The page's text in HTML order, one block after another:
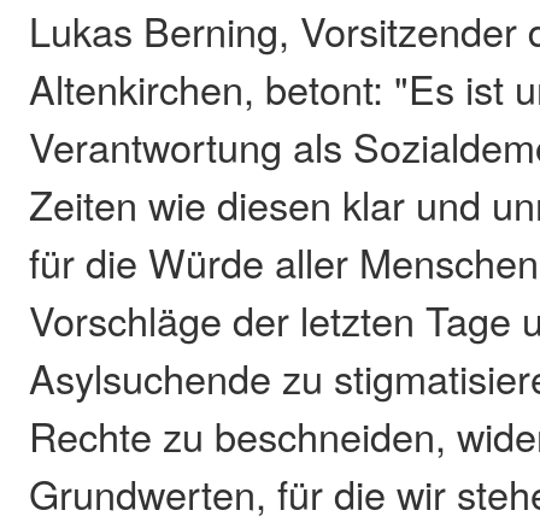
Lukas Berning, Vorsitzender
Altenkirchen, betont: "Es ist
Verantwortung als
Zeiten wie diesen klar und
für die Würde aller
Vorschläge der letzten Tage
Asylsuchende zu
Rechte zu beschneiden,
Grundwerten, für die wir